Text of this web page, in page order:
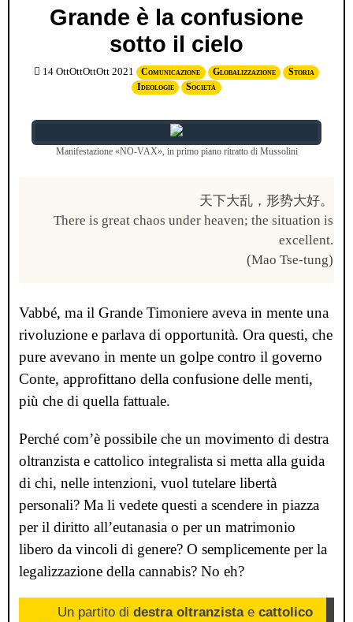
Grande è la confusione
sotto il cielo
14 OttOttOttOtt 2021 Comunicazione Globalizzazione
Storia
Ideologie
Società
Manifestazione «NO-VAX», in primo piano ritratto di Mussolini
天下大乱，形势大好。
There is great chaos under heaven; the situation is
excellent.
(Mao Tse-tung)
Vabbé, ma il Grande Timoniere aveva in mente una
rivoluzione e parlava di opportunità. Ora questi, che
pure avevano in mente un golpe contro il governo
Conte, approfittano della confusione delle menti,
più che di quella fattuale.
Perché com’è possibile che un movimento di destra
oltranzista e cattolico integralista si metta alla guida
di chi, nelle intenzioni, vuol tutelare libertà
personali? Ma li vedete questi a scendere in piazza
per il diritto all’eutanasia o per un matrimonio
libero da vincoli di genere? O semplicemente per la
legalizzazione della cannabis? No eh?
Un partito di destra oltranzistae cattolico